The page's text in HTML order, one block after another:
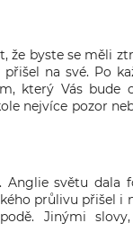
že byste se měli
na své. Po
který Vás bude
nejvíce pozor
světu dala
průlivu přišel i
Jinými